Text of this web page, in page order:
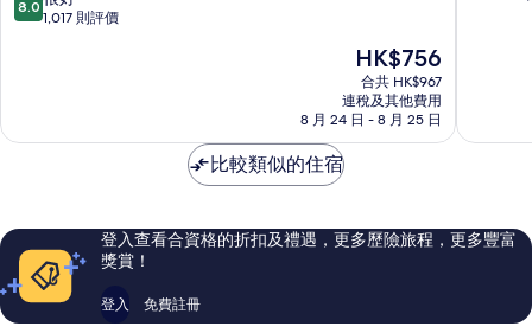
IHG
Inn
納
韋
亞
分
很
評
價
篇
評
8.0
1,017 則評價
現
售
HK$756
HK$756
合共 HK$967
連稅及其他費用
8 月 24 日 - 8 月 25 日
爾
錯，
價
篇
比較類似的住宿
登入查看合資格的折扣及禮遇，更多歷險旅程，更多豐富
獎賞！
登入 免費註冊